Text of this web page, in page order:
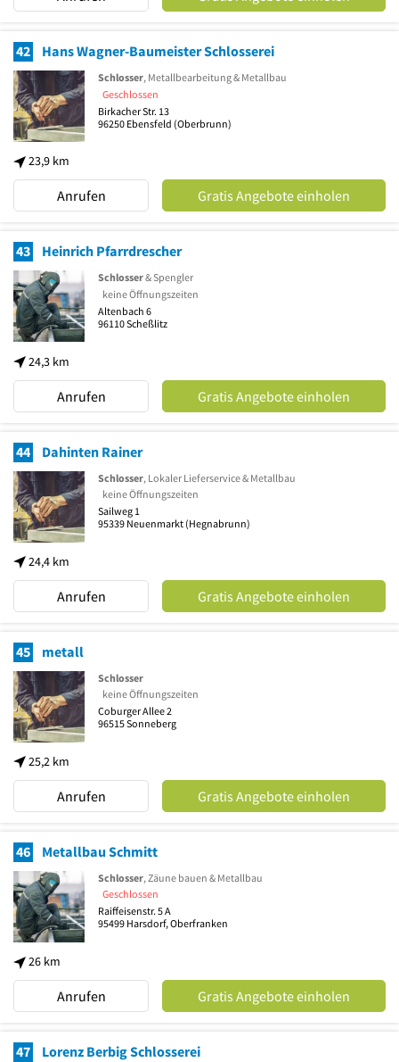
42 Hans Wagner-Baumeister Schlosserei
23,9 km
Schlosser, Metallbearbeitung & Metallbau
Geschlossen
Birkacher Str. 13
96250 Ebensfeld (Oberbrunn)
Anrufen Gratis Angebote einholen
43 Heinrich Pfarrdrescher
24,3 km
Schlosser& Spengler
keine Öffnungszeiten
Altenbach 6
96110Scheßlitz
Anrufen Gratis Angebote einholen
44 Dahinten Rainer
24,4 km
Schlosser, Lokaler Lieferservice & Metallbau
keine Öffnungszeiten
Sailweg 1
95339 Neuenmarkt (Hegnabrunn)
Anrufen Gratis Angebote einholen
45 metall
25,2 km
Schlosser
keine Öffnungszeiten
Coburger Allee 2
96515Sonneberg
Anrufen Gratis Angebote einholen
46 Metallbau Schmitt
26 km
Schlosser, Zäune bauen & Metallbau
Geschlossen
Raiffeisenstr. 5 A
95499 Harsdorf, Oberfranken
Anrufen Gratis Angebote einholen
47 Lorenz Berbig Schlosserei